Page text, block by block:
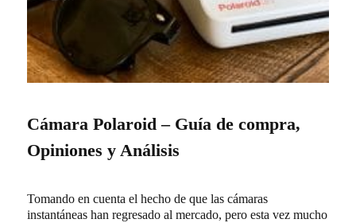
Cámara Polaroid – Guía de compra,
Opiniones y Análisis
Tomando en cuenta el hecho de que las cámaras
instantáneas han regresado al mercado, pero esta vez mucho